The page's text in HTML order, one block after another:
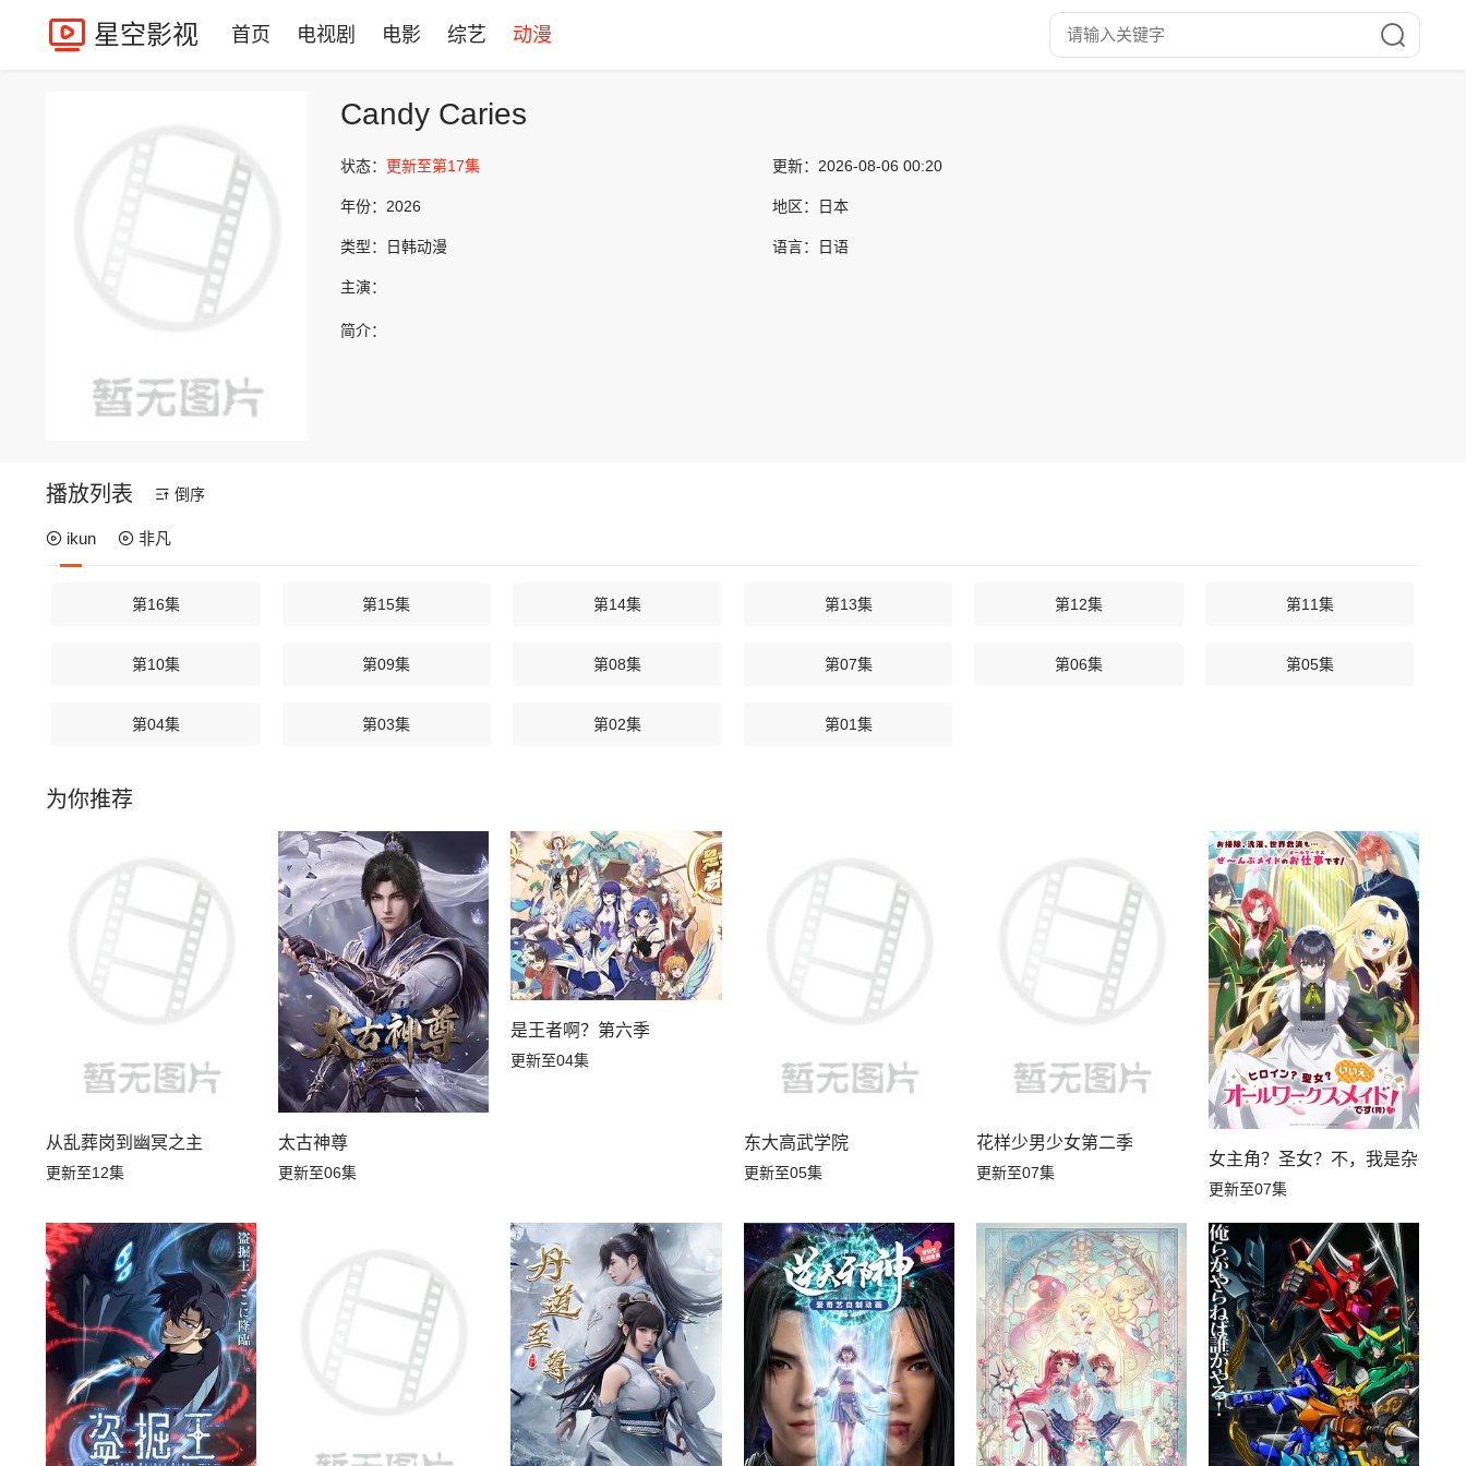
星空影视 首页 电视剧 电影 综艺 动漫
Candy Caries
状态： 更新至第17集 更新： 2026-08-06 00:20
年份： 2026 地区： 日本
类型： 日韩动漫 语言： 日语
主演：
简介：
播放列表 倒序
ikun 非凡
第16集 第15集 第14集 第13集 第12集 第11集
第10集 第09集 第08集 第07集 第06集 第05集
第04集 第03集 第02集 第01集
为你推荐
从乱葬岗到幽冥之主
更新至12集
太古神尊
更新至06集
是王者啊？第六季
更新至04集
东大高武学院
更新至05集
花样少男少女第二季
更新至07集
女主角？圣女？不，我是杂役女
更新至07集